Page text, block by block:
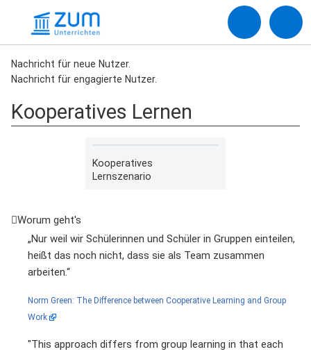
Nachricht für neue Nutzer.
Nachricht für engagierte Nutzer.
Kooperatives Lernen
Kooperatives
Lernszenario
Worum geht's
„Nur weil wir Schülerinnen und Schüler in Gruppen einteilen,
heißt das noch nicht, dass sie als Team zusammen
arbeiten.“
Norm Green: The Difference between Cooperative Learning and Group
Work
"This approach differs from group learning in that each